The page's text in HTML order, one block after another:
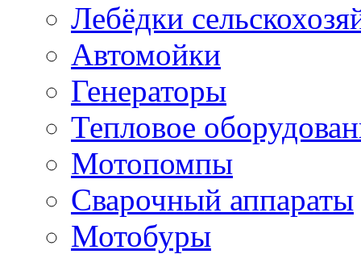
Лебёдки
Автомойки
Генераторы
Тепловое
Мотопомпы
Сварочный аппараты
Мотобуры